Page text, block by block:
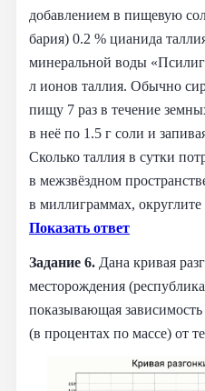
добавлением в пищевую
бария) 0.2 % цианида
минеральной воды
л ионов таллия. Обычно
пищу 7 раз в течение
в неё по 1.5 г соли и
Сколько таллия в сутки
в межзвёздном
в миллиграммах, округлите
Показать ответ
Задание 6. Дана кривая
месторождения
показывающая
(в процентах по массе) от